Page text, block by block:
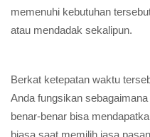
memenuhi kebutuhan
atau mendadak sekalipun.
Berkat ketepatan waktu
Anda fungsikan
benar-benar bisa
biasa saat memilih jasa